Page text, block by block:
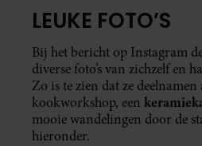
LEUKE FOTO’S
Bij het bericht op Instagram
diverse foto’s van zichzelf en
Zo is te zien dat ze deelnamen
kookworkshop, een
mooie wandelingen door de
hieronder.